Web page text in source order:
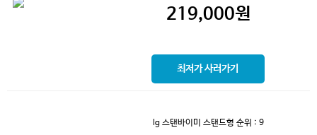
219,000원
최저가 사러가기
lg 스탠바이미 스탠드형 순위 : 9